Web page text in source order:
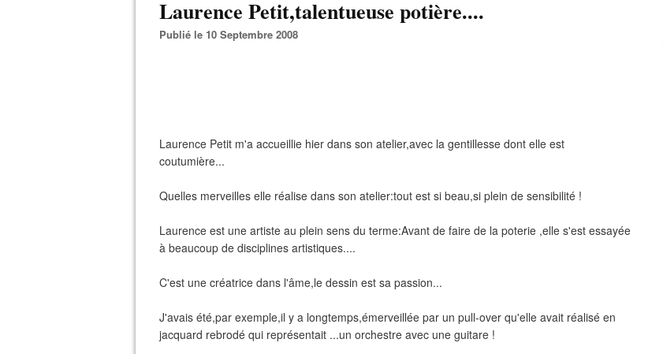
Laurence Petit,talentueuse potière....
Publié le 10 Septembre 2008
Laurence Petit m'a accueillie hier dans son atelier,avec la gentillesse dont elle est
coutumière...
Quelles merveilles elle réalise dans son atelier:tout est si beau,si plein de sensibilité !
Laurence est une artiste au plein sens du terme:Avant de faire de la poterie ,elle s'est essayée
à beaucoup de disciplines artistiques....
C'est une créatrice dans l'âme,le dessin est sa passion...
J'avais été,par exemple,il y a longtemps,émerveillée par un pull-over qu'elle avait réalisé en
jacquard rebrodé qui représentait ...un orchestre avec une guitare !